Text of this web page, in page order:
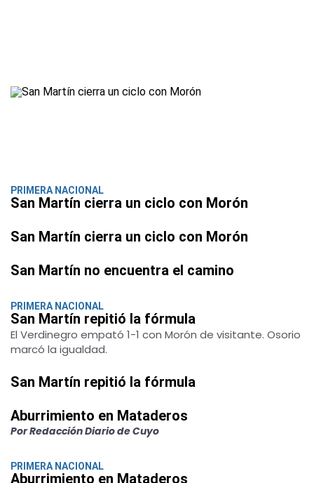
PRIMERA NACIONAL
San Martín cierra un ciclo con Morón
San Martín cierra un ciclo con Morón
San Martín no encuentra el camino
PRIMERA NACIONAL
San Martín repitió la fórmula
El Verdinegro empató 1-1 con Morón de visitante. Osorio
marcó la igualdad.
San Martín repitió la fórmula
Aburrimiento en Mataderos
Por Redacción Diario de Cuyo
PRIMERA NACIONAL
Aburrimiento en Mataderos